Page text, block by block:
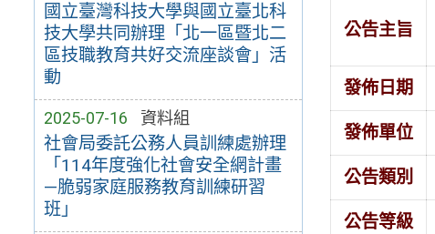
國立臺灣科技大學與國立臺北科
技大學共同辦理「北一區暨北二
區技職教育共好交流座談會」活
動
2025-07-16 資料組
社會局委託公務人員訓練處辦理
「114年度強化社會安全網計畫
—脆弱家庭服務教育訓練研習
班」
公告主旨
發佈日期
發佈單位
公告類別
公告等級